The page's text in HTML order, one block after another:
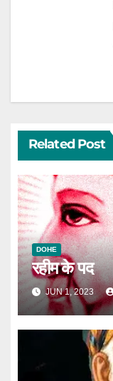
Related Post
DOHE
रहीम के पद
JUN 1, 2023